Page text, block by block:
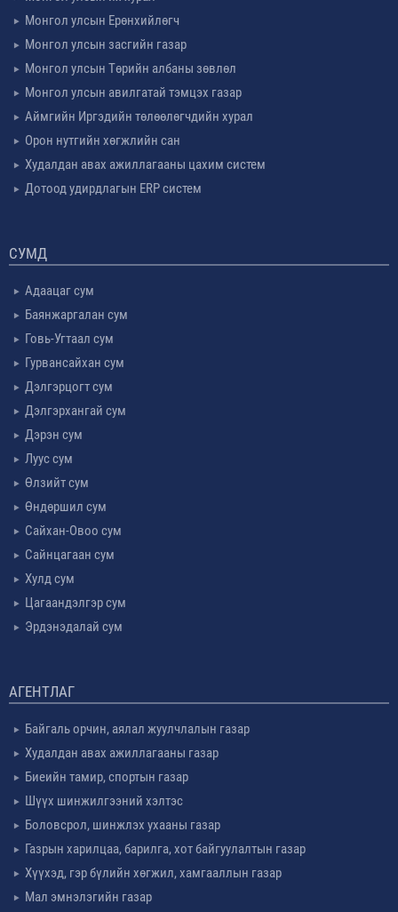
Монгол улсын Ерөнхийлөгч
Монгол улсын засгийн газар
Монгол улсын Төрийн албаны зөвлөл
Монгол улсын авилгатай тэмцэх газар
Аймгийн Иргэдийн төлөөлөгчдийн хурал
Орон нутгийн хөгжлийн сан
Худалдан авах ажиллагааны цахим систем
Дотоод удирдлагын ERP систем
СУМД
Адаацаг сум
Баянжаргалан сум
Говь-Угтаал сум
Гурвансайхан сум
Дэлгэрцогт сум
Дэлгэрхангай сум
Дэрэн сум
Луус сум
Өлзийт сум
Өндөршил сум
Сайхан-Овоо сум
Сайнцагаан сум
Хулд сум
Цагаандэлгэр сум
Эрдэнэдалай сум
АГЕНТЛАГ
Байгаль орчин, аялал жуулчлалын газар
Худалдан авах ажиллагааны газар
Биеийн тамир, спортын газар
Шүүх шинжилгээний хэлтэс
Боловсрол, шинжлэх ухааны газар
Газрын харилцаа, барилга, хот байгуулалтын газар
Хүүхэд, гэр бүлийн хөгжил, хамгааллын газар
Мал эмнэлэгийн газар